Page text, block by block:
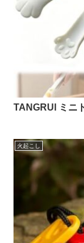
TANGRUl ミニ
火起こし